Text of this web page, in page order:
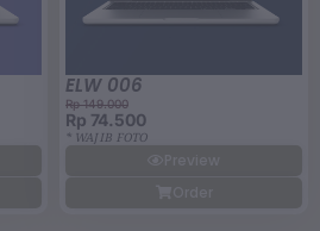
ELW 006
Rp 149.000
Rp 74.500
* WAJIB FOTO